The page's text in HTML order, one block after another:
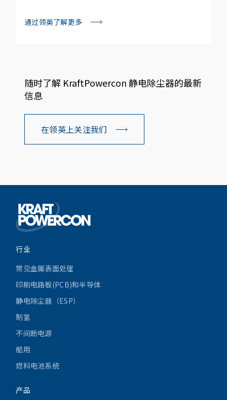
通过领英了解更多
随时了解 KraftPowercon 静电除尘器的最新
信息
在领英上关注我们
行业
常见金属表面处理
印刷电路板(PCB)和半导体
静电除尘器（ESP）
制氢
不间断电源
船用
燃料电池系统
产品